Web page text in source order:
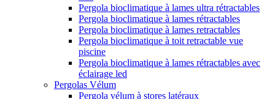
Pergola bioclimatique à lames ultra rétractables
Pergola bioclimatique à lames rétractables
Pergola bioclimatique à lames retractables
Pergola bioclimatique à toit retractable vue
piscine
Pergola bioclimatique à lames rétractables avec
éclairage led
Pergolas Vélum
Pergola vélum à stores latéraux